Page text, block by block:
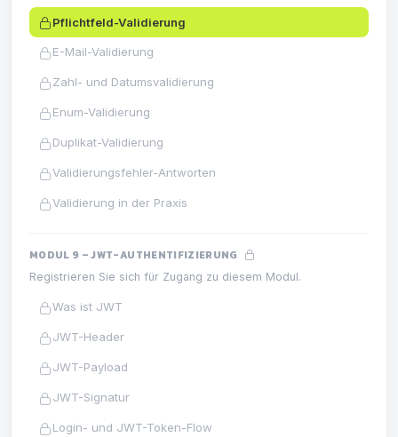
Pflichtfeld-Validierung
E-Mail-Validierung
Zahl- und Datumsvalidierung
Enum-Validierung
Duplikat-Validierung
Validierungsfehler-Antworten
Validierung in der Praxis
MODUL 9 – JWT-AUTHENTIFIZIERUNG
Registrieren Sie sich für Zugang zu diesem Modul.
Was ist JWT
JWT-Header
JWT-Payload
JWT-Signatur
Login- und JWT-Token-Flow